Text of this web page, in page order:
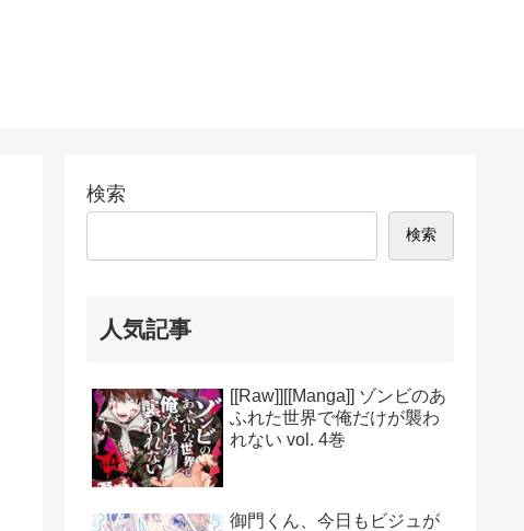
検索
検索
人気記事
[[Raw]][[Manga]] ゾンビのあ
ふれた世界で俺だけが襲わ
れない vol. 4巻
御門くん、今日もビジュが